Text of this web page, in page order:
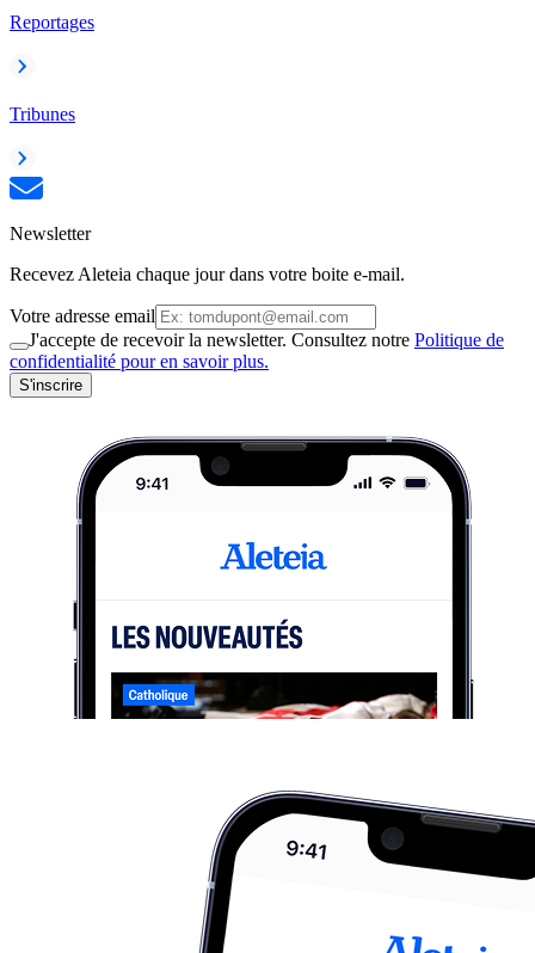
Reportages
Tribunes
Newsletter
Recevez Aleteia chaque jour dans votre boite e-mail.
Votre adresse email
J'accepte de recevoir la newsletter. Consultez notre Politique de
confidentialité pour en savoir plus.
S'inscrire